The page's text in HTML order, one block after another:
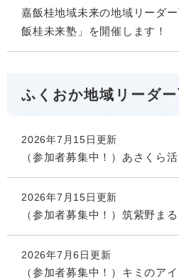
嘉飯桂地域未来の地域リーダ
飯桂未来塾」を開催します！
ふくおか地域リーダ
2026年7月15日更新
（参加者募集中！）あさくら
2026年7月15日更新
（参加者募集中！）筑紫野ま
2026年7月6日更新
（参加者募集中！）キミのア